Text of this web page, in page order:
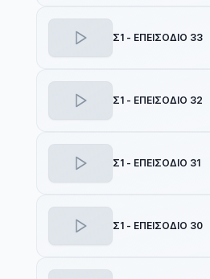
Σ1 - ΕΠΕΙΣΟΔΙΟ 33
Σ1 - ΕΠΕΙΣΟΔΙΟ 32
Σ1 - ΕΠΕΙΣΟΔΙΟ 31
Σ1 - ΕΠΕΙΣΟΔΙΟ 30